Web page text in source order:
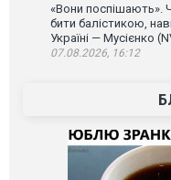
«Вони поспішають».
бити балістикою,
Україні — Мусієнко
07.08.2026, 16:12